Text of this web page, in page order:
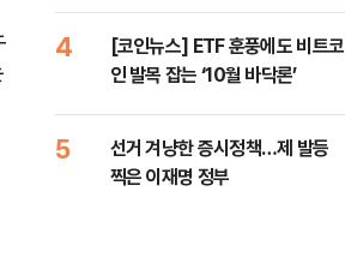
99%" 등
4
[코인뉴스] ETF 훈풍에도 비트코
인 발목 잡는 ‘10월 바닥론’
5
선거 겨냥한 증시정책…제 발등
찍은 이재명 정부